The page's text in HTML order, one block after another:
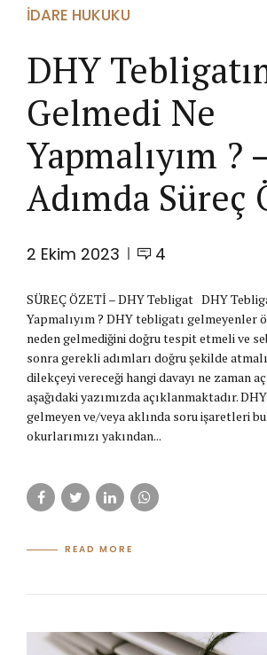
İDARE HUKUKU
DHY
Gelmedi Ne
Yapmalıyım ?
Adımda Süreç
2 Ekim 2023 4
SÜREÇ ÖZETİ – DHY Tebligat DHY
Yapmalıyım ? DHY tebligatı gelmeyenler
neden gelmediğini doğru tespit etmeli ve
sonra gerekli adımları doğru şekilde
dilekçeyi vereceği hangi davayı ne zaman
aşağıdaki yazımızda açıklanmaktadır.
gelmeyen ve/veya aklında soru işaretleri
okurlarımızı yakından...
READ MORE